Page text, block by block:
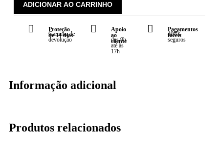
ADICIONAR AO CARRINHO
Proteção
de 14 dias
Garantia de
devolução
Apoio
ao
cliente
das 9h
até às
17h
Pagamentos
fáceis
100%
seguros
Informação adicional
Produtos relacionados